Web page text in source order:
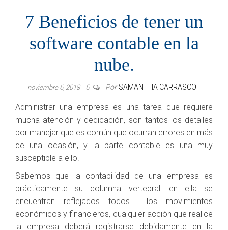
7 Beneficios de tener un
software contable en la
nube.
noviembre 6, 2018 5 Por SAMANTHA CARRASCO
Administrar una empresa es una tarea que requiere
mucha atención y dedicación, son tantos los detalles
por manejar que es común que ocurran errores en más
de una ocasión, y la parte contable es una muy
susceptible a ello.
Sabemos que la contabilidad de una empresa es
prácticamente su columna vertebral: en ella se
encuentran reflejados todos
los movimientos
económicos y financieros, cualquier acción que realice
la empresa deberá registrarse debidamente en la